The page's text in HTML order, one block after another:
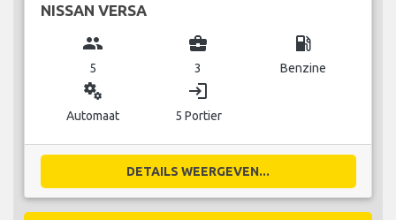
NISSAN VERSA
group
5
business_center
3
local_gas_station
Benzine
miscellaneous_services
Automaat
login
5 Portier
DETAILS WEERGEVEN...